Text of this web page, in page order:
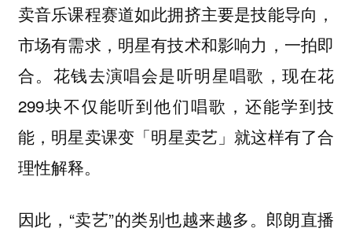
卖音乐课程赛道如此拥挤主要是技能导向，
市场有需求，明星有技术和影响力，一拍即
合。花钱去演唱会是听明星唱歌，现在花
299块不仅能听到他们唱歌，还能学到技
能， 明星卖课变「明星卖艺」 就这样有了合
理性解释。
因此，“卖艺”的类别也越来越多。 郎朗直播